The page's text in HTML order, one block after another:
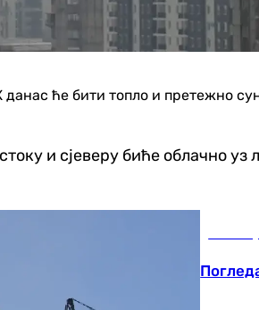
ће бити топло и претежно
и сјеверу биће облачно